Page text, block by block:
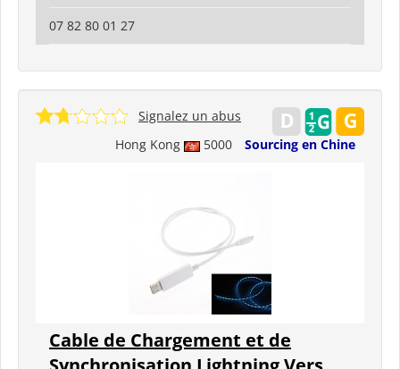
07 82 80 01 27
Hong Kong 5000 Sourcing en Chine
Signalez un abus
Cable de Chargement et de